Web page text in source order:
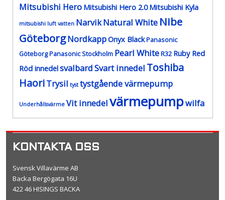
Mitsubishi Hero Mitsubishi Hero 2.0 Mitsubishi Kyla
mitsubishi luft vatten NarvikNatural White Nibe
GöteborgNordkappOnyx BlackPanasonic
GöteborgPanasonic Stockholm Pearl WhiteR32 Ruby Red
Röd innedelsvalbardSvart innedel Toshiba
HaoriTrysil tyst tystgående värmepump
Underhållsvärme Vit innedelvärmepumpwilfa
KONTAKTA OSS
Svensk Villavärme AB
Backa Bergögata 16U
422 46 HISINGS BACKA